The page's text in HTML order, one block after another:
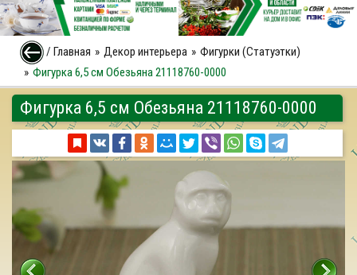
/ Главная Декор интерьера
Фигурки (Статуэтки)
Фигурка 6,5 см Обезьяна 21118760-0000
Фигурка 6,5 см Обезьяна 21118760-0000